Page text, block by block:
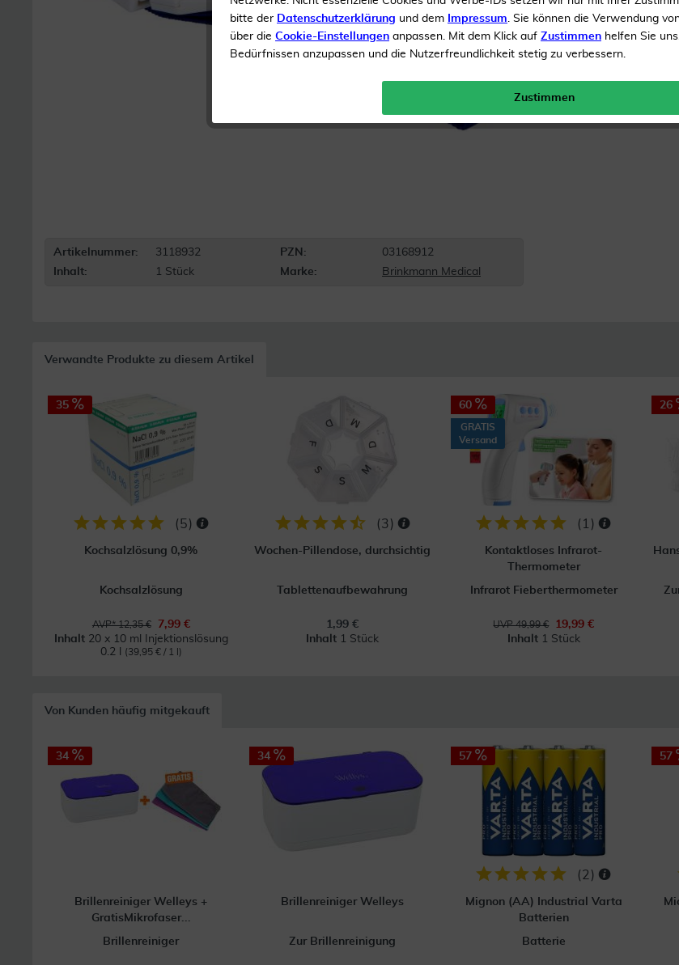
Artikelnummer: 3118932 PZN:
03168912
Inhalt:
1 Stück Marke: Brinkmann Medical
Inhalt1 Stück
Gratis Versand
Verwandte Produkte zu diesem Artikel
35
(5)
Kochsalzlösung 0,9%
Kochsalzlösung
AVP* 12,35 €
7,99 €
Inhalt 20 x 10 ml Injektionslösung
0.2 l
(39,95 € / 1 l)
(3)
Wochen-Pillendose, durchsichtig
Tablettenaufbewahrung
1,99 €
Inhalt 1 Stück
60
GRATIS
Versand
( 1 )
Kontaktloses Infrarot-
Thermometer
Infrarot Fieberthermometer
UVP 49,99 €
19,99 €
Inhalt 1 Stück
26
Von Kunden häufig mitgekauft
34
Brillenreiniger Welleys +
GratisMikrofaser...
Brillenreiniger
34
Brillenreiniger Welleys
Zur Brillenreinigung
57
(2 )
Mignon (AA) Industrial Varta
Batterien
Batterie
57
bitte der Datenschutzerklärung und dem Impressum. Sie können die Verwendung
über die Cookie-Einstellungen anpassen. Mit dem Klick auf Zustimmen helfen Sie
Bedürfnissen anzupassen und die Nutzerfreundlichkeit stetig zu verbessern.
Zustimmen